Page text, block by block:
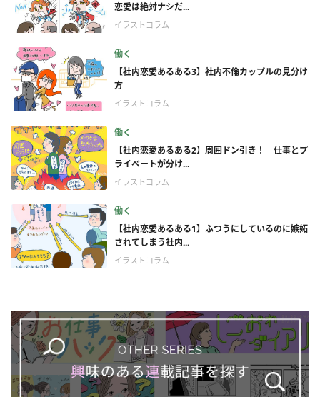
恋愛は絶対ナシだ...
イラストコラム
働く
【社内恋愛あるある3】社内不倫カップルの見分け
方
イラストコラム
働く
【社内恋愛あるある2】周囲ドン引き！ 仕事とプ
ライベートが分け...
イラストコラム
働く
【社内恋愛あるある1】ふつうにしているのに嫉妬
されてしまう社内...
イラストコラム